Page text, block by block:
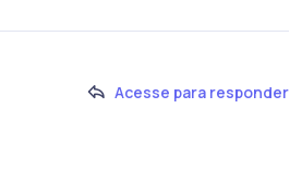
Acesse para responder